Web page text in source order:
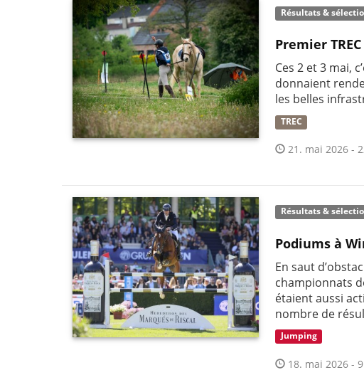
Résultats &
Premier
Ces 2 et 3 mai,
donnaient
les belles
TREC
21. mai 2026 -
Résultats &
Podiums à
En saut
championnats
étaient aussi
nombre de
Jumping
18. mai 2026 -